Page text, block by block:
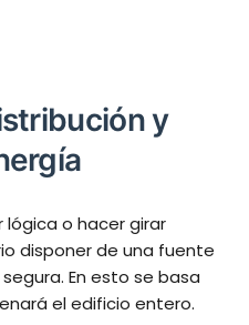
y
o hacer girar
disponer de una fuente
En esto se basa
el edificio entero.